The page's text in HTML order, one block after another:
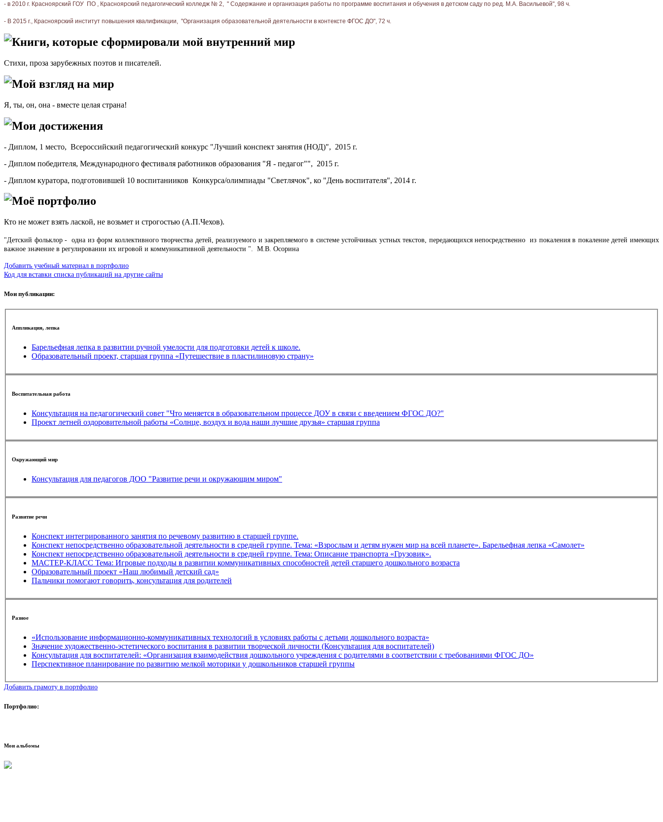
- в 2010 г. Красноярский ГОУ ПО , Красноярский педагогический колледж № 2, " Содержание и организация работы по программе воспитания и обучения в детском саду по ред. М.А. Васильевой", 98 ч.
- В 2015 г., Красноярский институт повышения квалификации, "Организация образовательной деятельности в контексте ФГОС ДО", 72 ч.
Книги, которые сформировали мой внутренний мир
Стихи, проза зарубежных поэтов и писателей.
Мой взгляд на мир
Я, ты, он, она - вместе целая страна!
Мои достижения
- Диплом, 1 место, Всероссийский педагогический конкурс "Лучший конспект занятия (НОД)", 2015 г.
- Диплом победителя, Международного фестиваля работников образования "Я - педагог"", 2015 г.
- Диплом куратора, подготовившей 10 воспитанииков Конкурса/олимпиады "Светлячок", ко "День воспитателя", 2014 г.
Моё портфолио
Кто не может взять лаской, не возьмет и строгостью (А.П.Чехов).
"Детский фольклор - одна из форм коллективного творчества детей, реализуемого и закрепляемого в системе устойчивых устных текстов, передающихся непосредственно из покаления в покаление детей имеющих
важное значение в регулировании их игровой и коммуникативной деятельности ". М.В. Осорина
Добавить учебный материал в портфолио
Код для вставки списка публикаций на другие сайты
Мои публикации:
Аппликация, лепка
Барельефная лепка в развитии ручной умелости для подготовки детей к школе.
Образовательный проект, старшая группа «Путешествие в пластилиновую страну»
Воспитательная работа
Консультация на педагогический совет "Что меняется в образовательном процессе ДОУ в связи с введением ФГОС ДО?"
Проект летней оздоровительной работы «Солнце, воздух и вода наши лучшие друзья» старшая группа
Окружающий мир
Консультация для педагогов ДОО "Развитие речи и окружающим миром"
Развитие речи
Конспект интегрированного занятия по речевому развитию в старшей группе.
Конспект непосредственно образовательной деятельности в средней группе. Тема: «Взрослым и детям нужен мир на всей планете». Барельефная лепка «Самолет»
Конспект непосредственно образовательной деятельности в средней группе. Тема: Описание транспорта «Грузовик».
МАСТЕР-КЛАСС Тема: Игровые подходы в развитии коммуникативных способностей детей старшего дошкольного возраста
Образовательный проект «Наш любимый детский сад»
Пальчики помогают говорить, консультация для родителей
Разное
«Использование информационно-коммуникативных технологий в условиях работы с детьми дошкольного возраста»
Значение художественно-эстетического воспитания в развитии творческой личности (Консультация для воспитателей)
Консультация для воспитателей: «Организация взаимодействия дошкольного учреждения с родителями в соответствии с требованиями ФГОС ДО»
Перспективное планирование по развитию мелкой моторики у дошкольников старшей группы
Добавить грамоту в портфолио
Портфолио:
Мои альбомы